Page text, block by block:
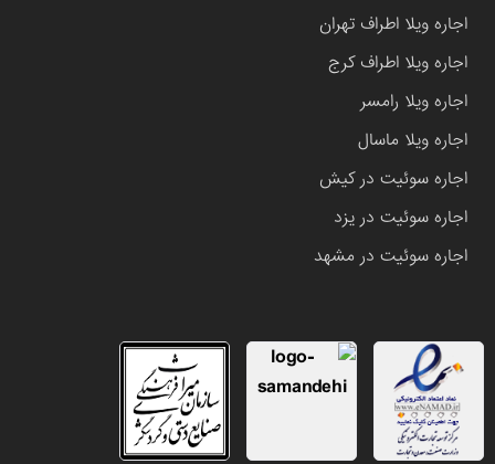
اجاره ویلا اطراف تهران
اجاره ویلا اطراف کرج
اجاره ویلا رامسر
اجاره ویلا ماسال
اجاره سوئیت در کیش
اجاره سوئیت در یزد
اجاره سوئیت در مشهد